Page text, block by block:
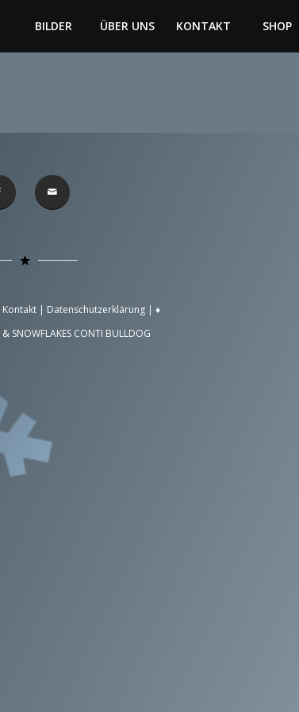
BILDER ÜBER UNS KONTAKT SHOP
Kontakt | Datenschutzerklärung |♦
& SNOWFLAKES CONTI BULLDOG